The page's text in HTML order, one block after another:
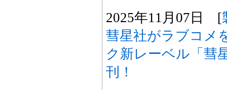
2025年11月07日 [
彗星社がラブコメ
ク新レーベル「彗
刊！